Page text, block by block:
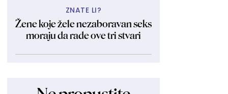
ZNATE LI?
Žene koje žele nezaboravan seks
moraju da rade ove tri stvari